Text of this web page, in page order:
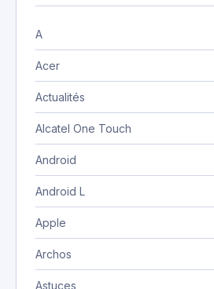
A
Acer
Actualités
Alcatel One Touch
Android
Android L
Apple
Archos
Astuces